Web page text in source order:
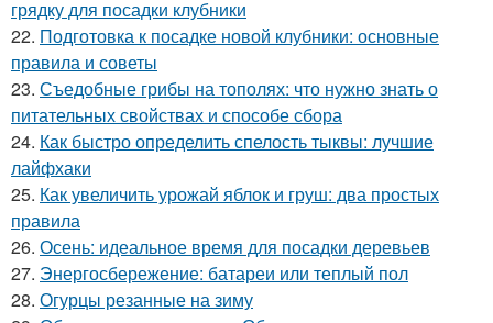
грядку для посадки клубники
22. Подготовка к посадке новой клубники: основные
правила и советы
23. Съедобные грибы на тополях: что нужно знать о
питательных свойствах и способе сбора
24. Как быстро определить спелость тыквы: лучшие
лайфхаки
25. Как увеличить урожай яблок и груш: два простых
правила
26. Осень: идеальное время для посадки деревьев
27. Энергосбережение: батареи или теплый пол
28. Огурцы резанные на зиму